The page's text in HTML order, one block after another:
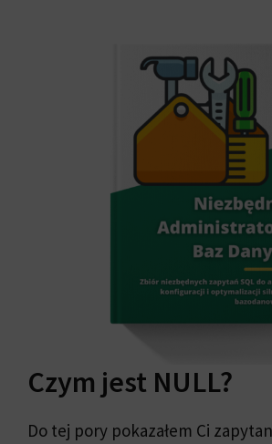
Czym jest NULL?
Do tej pory pokazałem Ci